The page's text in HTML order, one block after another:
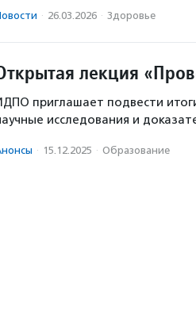
· 26.03.2026 · Здоровье
лекция
приглашает подвести
исследования и
· 15.12.2025 · Образование